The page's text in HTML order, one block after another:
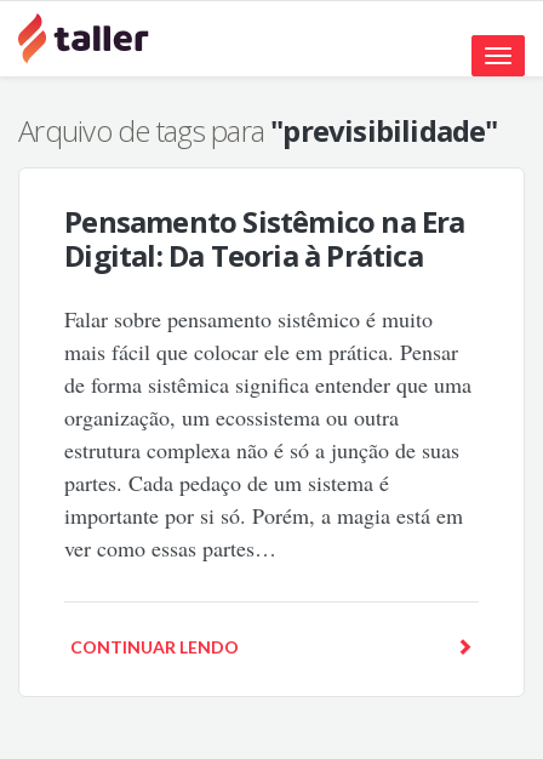
Toggle
Arquivo de tags para "previsibilidade"
Pensamento Sistêmico na Era
Digital: Da Teoria à Prática
Falar sobre pensamento sistêmico é muito
mais fácil que colocar ele em prática. Pensar
de forma sistêmica significa entender que uma
organização, um ecossistema ou outra
estrutura complexa não é só a junção de suas
partes. Cada pedaço de um sistema é
importante por si só. Porém, a magia está em
ver como essas partes…
CONTINUAR LENDO